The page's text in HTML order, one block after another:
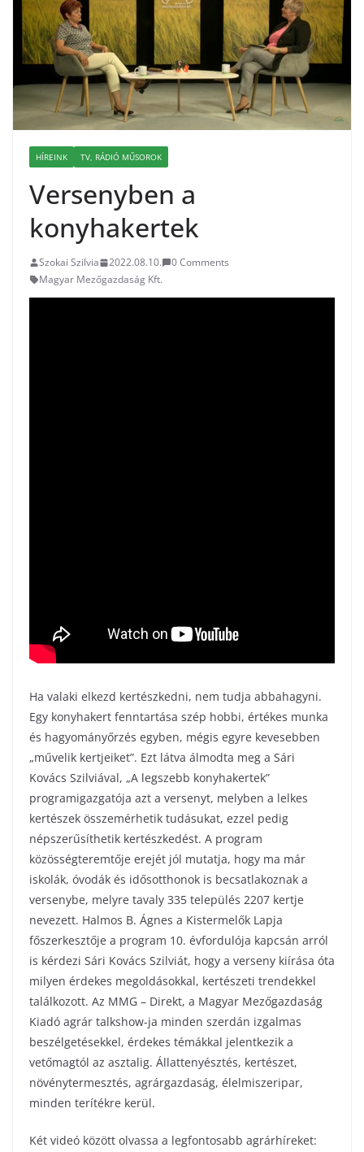
HÍREINK TV, RÁDIÓ MŰSOROK
Versenyben a
konyhakertek
Szokai Szilvia 2022.08.10.
0 Comments
Magyar Mezőgazdaság Kft.
Ha valaki elkezd kertészkedni, nem tudja abbahagyni.
Egy konyhakert fenntartása szép hobbi, értékes munka
és hagyományőrzés egyben, mégis egyre kevesebben
„művelik kertjeiket”. Ezt látva álmodta meg a Sári
Kovács Szilviával, „A legszebb konyhakertek”
programigazgatója azt a versenyt, melyben a lelkes
kertészek összemérhetik tudásukat, ezzel pedig
népszerűsíthetik kertészkedést. A program
közösségteremtője erejét jól mutatja, hogy ma már
iskolák, óvodák és idősotthonok is becsatlakoznak a
versenybe, melyre tavaly 335 település 2207 kertje
nevezett. Halmos B. Ágnes a Kistermelők Lapja
főszerkesztője a program 10. évfordulója kapcsán arról
is kérdezi Sári Kovács Szilviát, hogy a verseny kiírása óta
milyen érdekes megoldásokkal, kertészeti trendekkel
találkozott. Az MMG – Direkt, a Magyar Mezőgazdaság
Kiadó agrár talkshow-ja minden szerdán izgalmas
beszélgetésekkel, érdekes témákkal jelentkezik a
vetőmagtól az asztalig. Állattenyésztés, kertészet,
növénytermesztés, agrárgazdaság, élelmiszeripar,
minden terítékre kerül.
Két videó között olvassa a legfontosabb agrárhíreket: